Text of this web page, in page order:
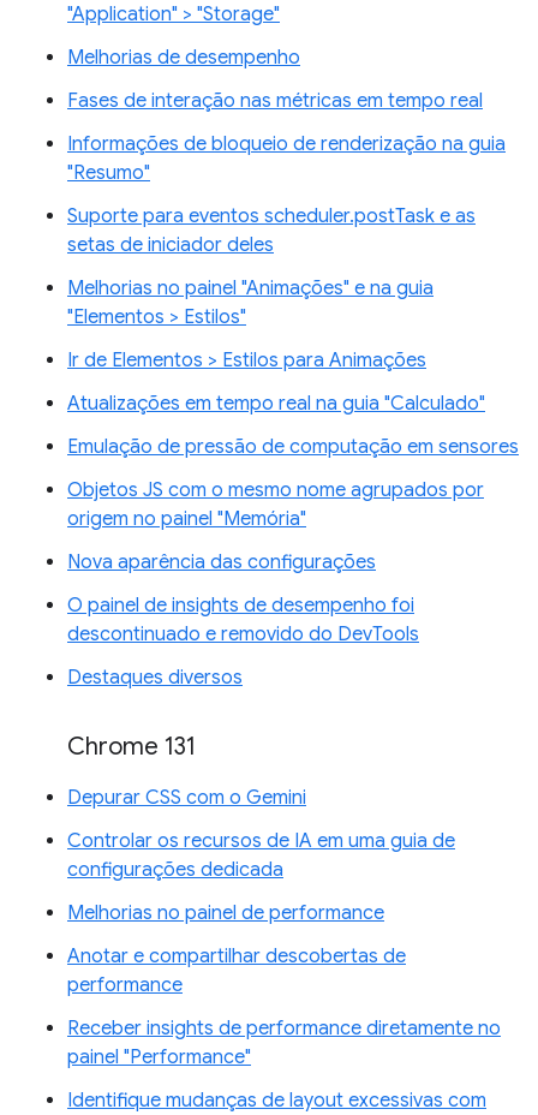
"Application" > "Storage"
Melhorias de desempenho
Fases de interação nas métricas em tempo real
Informações de bloqueio de renderização na guia
"Resumo"
Suporte para eventos scheduler.postTask e as
setas de iniciador deles
Melhorias no painel "Animações" e na guia
"Elementos > Estilos"
Ir de Elementos > Estilos para Animações
Atualizações em tempo real na guia "Calculado"
Emulação de pressão de computação em sensores
Objetos JS com o mesmo nome agrupados por
origem no painel "Memória"
Nova aparência das configurações
O painel de insights de desempenho foi
descontinuado e removido do DevTools
Destaques diversos
Chrome 131
Depurar CSS com o Gemini
Controlar os recursos de IA em uma guia de
configurações dedicada
Melhorias no painel de performance
Anotar e compartilhar descobertas de
performance
Receber insights de performance diretamente no
painel "Performance"
Identifique mudanças de layout excessivas com